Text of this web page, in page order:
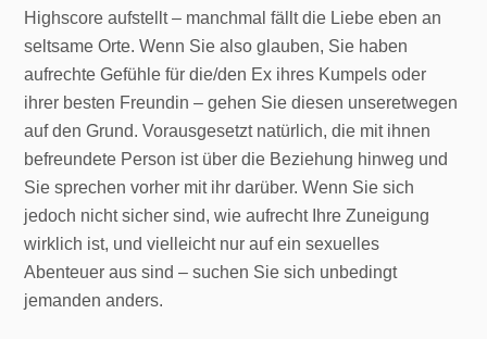
Highscore aufstellt – manchmal fällt die Liebe eben an
seltsame Orte. Wenn Sie also glauben, Sie haben
aufrechte Gefühle für die/den Ex ihres Kumpels oder
ihrer besten Freundin – gehen Sie diesen unseretwegen
auf den Grund. Vorausgesetzt natürlich, die mit ihnen
befreundete Person ist über die Beziehung hinweg und
Sie sprechen vorher mit ihr darüber. Wenn Sie sich
jedoch nicht sicher sind, wie aufrecht Ihre Zuneigung
wirklich ist, und vielleicht nur auf ein sexuelles
Abenteuer aus sind – suchen Sie sich unbedingt
jemanden anders.